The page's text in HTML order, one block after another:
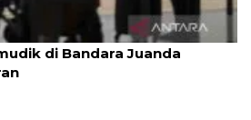
di Bandara Juanda